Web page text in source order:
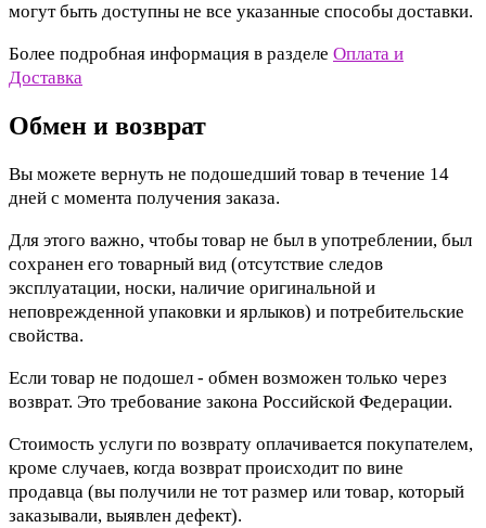
могут быть доступны не все указанные способы доставки.
Более подробная информация в разделе Оплата и
Доставка
Обмен и возврат
Вы можете вернуть не подошедший товар в течение 14
дней с момента получения заказа.
Для этого важно, чтобы товар не был в употреблении, был
сохранен его товарный вид (отсутствие следов
эксплуатации, носки, наличие оригинальной и
неповрежденной упаковки и ярлыков) и потребительские
свойства.
Если товар не подошел - обмен возможен только через
возврат. Это требование закона Российской Федерации.
Стоимость услуги по возврату оплачивается покупателем,
кроме случаев, когда возврат происходит по вине
продавца (вы получили не тот размер или товар, который
заказывали, выявлен дефект).